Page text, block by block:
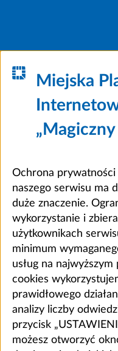
Miejska
Ochrona
naszego serwisu ma
duże znaczenie.
wykorzystanie i
użytkownikach
minimum
usług na
cookies
prawidłowego
analizy liczby
przycisk
możesz otworzyć